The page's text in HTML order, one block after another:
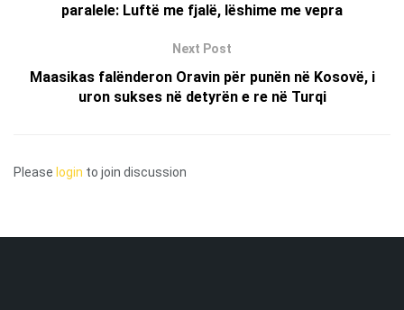
paralele: Luftë me fjalë, lëshime me vepra
Next Post
Maasikas falënderon Oravin për punën në Kosovë, i
uron sukses në detyrën e re në Turqi
Please login to join discussion